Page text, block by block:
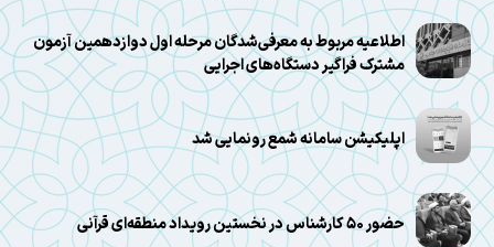
اطلاعیه مربوط به معرفی‌شدگان مرحله اول دوازدهمین آزمون
مشترک فراگیر دستگاه‌های اجرایی
اپلیکیشن سامانه شمع رونمایی شد
حضور ۵۰ کارشناس در نخستین رویداد منطقه‌ای قرآنی